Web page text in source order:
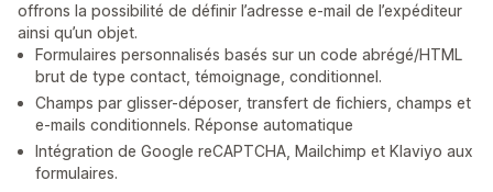
offrons la possibilité de définir l’adresse e-mail de l’expéditeur
ainsi qu’un objet.
Formulaires personnalisés basés sur un code abrégé/HTML
brut de type contact, témoignage, conditionnel.
Champs par glisser-déposer, transfert de fichiers, champs et
e-mails conditionnels. Réponse automatique
Intégration de Google reCAPTCHA, Mailchimp et Klaviyo aux
formulaires.